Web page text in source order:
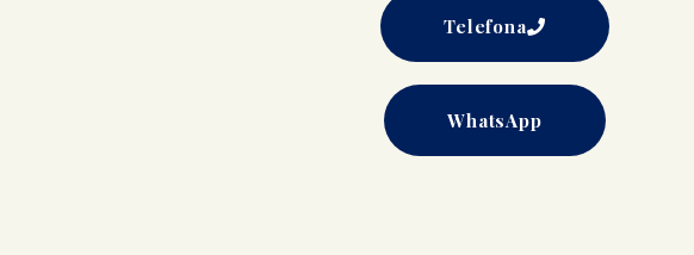
Telefona
WhatsApp